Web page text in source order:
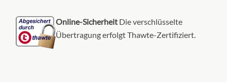
Online-Sicherheit Die verschlüsselte
Übertragung erfolgt Thawte-Zertifiziert.